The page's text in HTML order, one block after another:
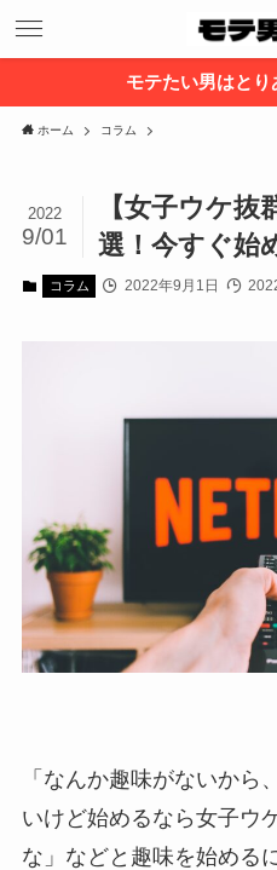
モテたい男はと
ホーム コラム
【女子ウケ
選！今すぐ始
2022
9/01
コラム 2022年9月1日
「なんか趣味がないから
いけど始めるなら女子ウ
な」などと趣味を始める